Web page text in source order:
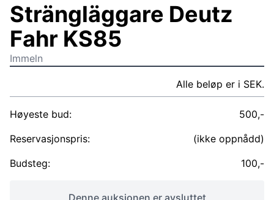
Strängläggare Deutz
Fahr KS85
Immeln
Alle beløp er i SEK.
Høyeste bud:
500,-
Reservasjonspris:
(ikke oppnådd)
Budsteg:
100,-
Denne auksjonen er avsluttet